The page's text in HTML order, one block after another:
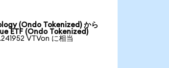
(Ondo Tokenized) から
ETF (Ondo Tokenized)
VTVon に相当